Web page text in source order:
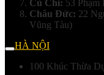
Củ Chi: 53
Châu Đức: 22
Vũng Tàu)
HÀ NỘI
100 Khúc Thừa